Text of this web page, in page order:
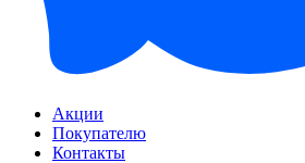
Акции
Покупателю
Контакты